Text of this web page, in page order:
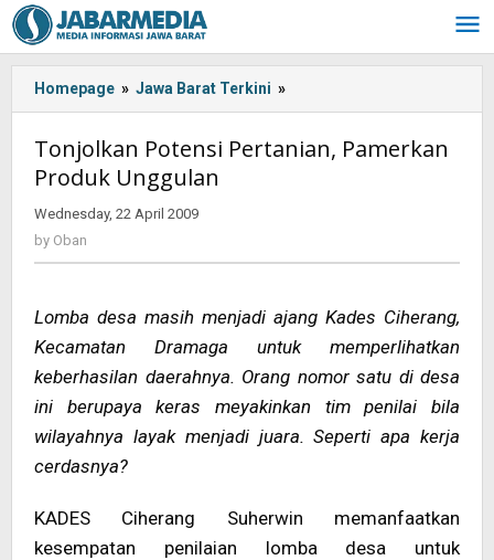
Skip
to
content
Homepage » Jawa Barat Terkini »
Potensi
Pamerkan
Tonjolkan Potensi Pertanian, Pamerkan
Produk Unggulan
Wednesday, 22 April 2009
by Oban
Lomba desa masih menjadi ajang Kades Ciherang,
Kecamatan Dramaga untuk memperlihatkan
keberhasilan daerahnya. Orang nomor satu di desa
ini berupaya keras meyakinkan tim penilai bila
wilayahnya layak menjadi juara. Seperti apa kerja
cerdasnya?
KADES Ciherang Suherwin memanfaatkan
kesempatan penilaian lomba desa untuk